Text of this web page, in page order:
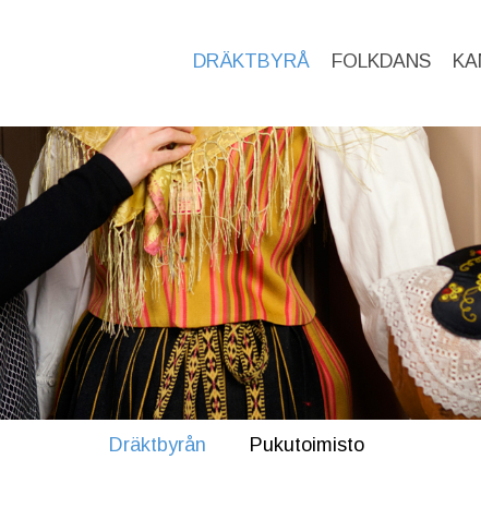
DRÄKTBYRÅ FOLKDANS
Dräktbyrån Pukutoimisto